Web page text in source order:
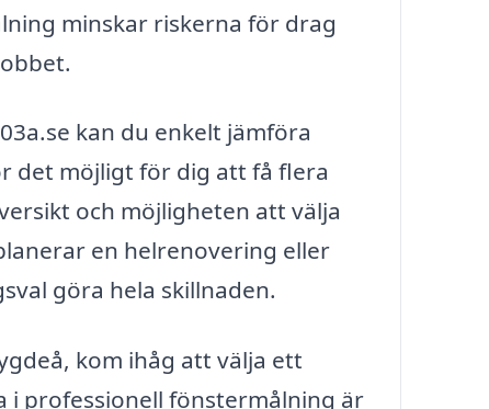
minskar riskerna för drag
kan du enkelt jämföra
det möjligt för dig att få flera
och möjligheten att välja
en helrenovering eller
göra hela skillnaden.
kom ihåg att välja ett
professionell fönstermålning är